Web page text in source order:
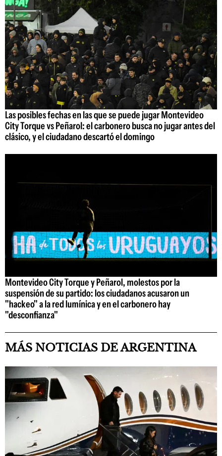
Las posibles fechas en las que se puede jugar Montevideo
City Torque vs Peñarol: el carbonero busca no jugar antes del
clásico, y el ciudadano descartó el domingo
Montevideo City Torque y Peñarol, molestos por la
suspensión de su partido: los ciudadanos acusaron un
"hackeo" a la red lumínica y en el carbonero hay
"desconfianza"
MÁS NOTICIAS DE ARGENTINA